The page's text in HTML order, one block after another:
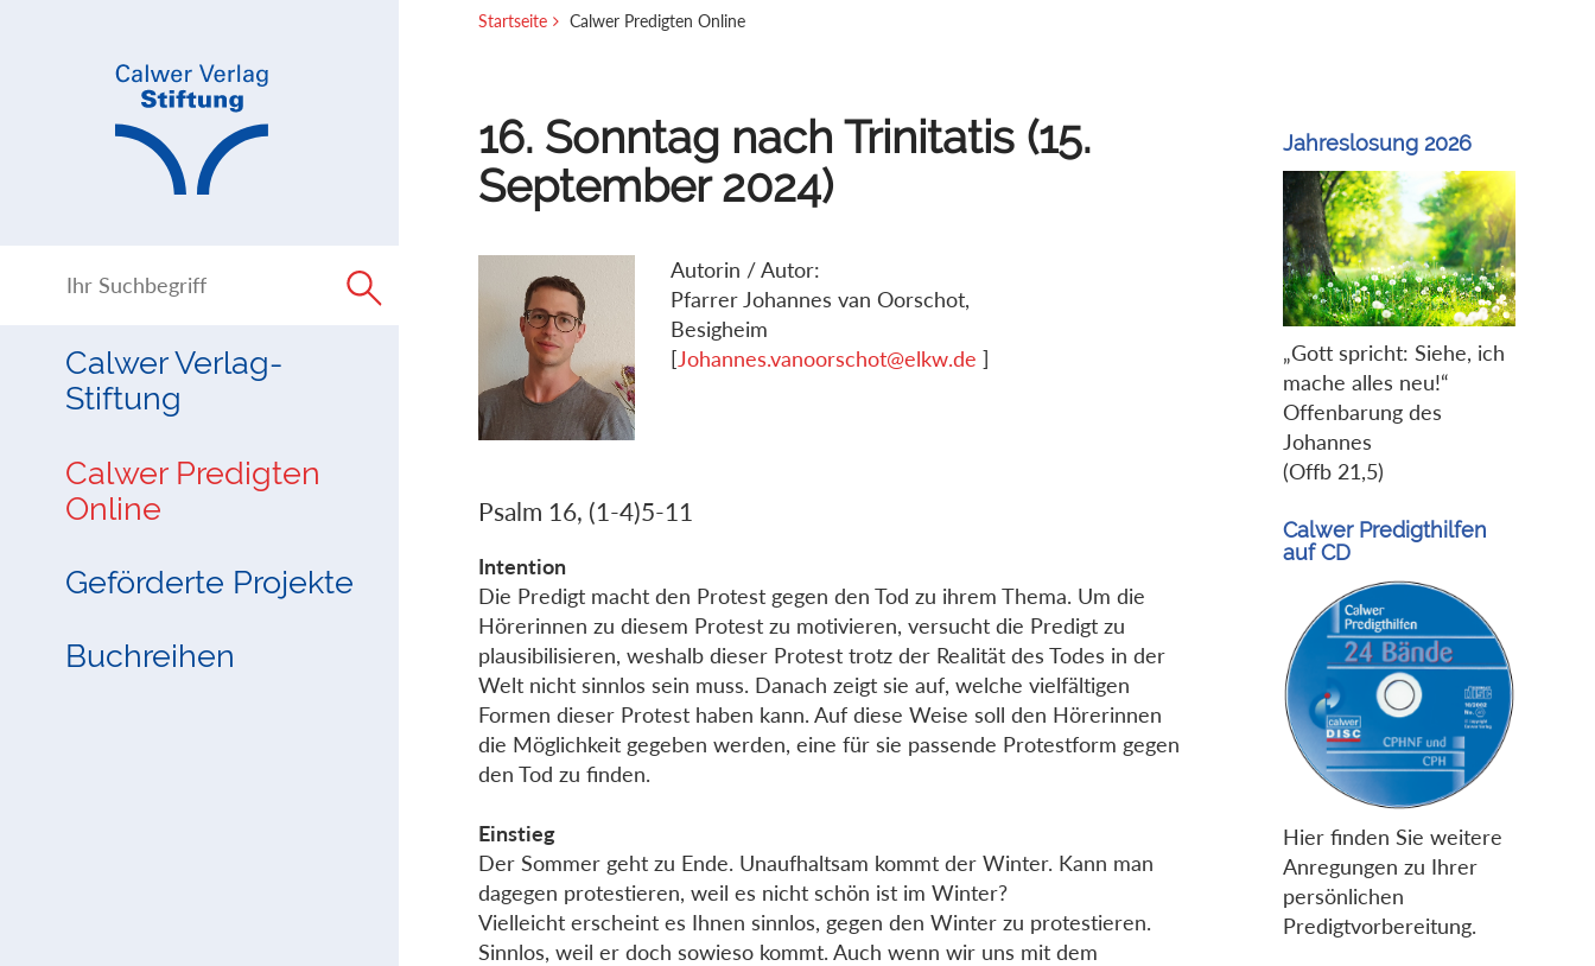
Calwer Verlag-
Stiftung
Calwer Predigten
Online
Geförderte Projekte
Buchreihen
Startseite Calwer Predigten Online
16. Sonntag nach Trinitatis (15.
September 2024)
Autorin / Autor:
Pfarrer Johannes van Oorschot,
Besigheim
[Johannes.vanoorschot@elkw.de ]
Psalm 16, (1-4)5-11
Intention
Die Predigt macht den Protest gegen den Tod zu ihrem Thema. Um die
Hörerinnen zu diesem Protest zu motivieren, versucht die Predigt zu
plausibilisieren, weshalb dieser Protest trotz der Realität des Todes in der
Welt nicht sinnlos sein muss. Danach zeigt sie auf, welche vielfältigen
Formen dieser Protest haben kann. Auf diese Weise soll den Hörerinnen
die Möglichkeit gegeben werden, eine für sie passende Protestform gegen
den Tod zu finden.
Einstieg
Der Sommer geht zu Ende. Unaufhaltsam kommt der Winter. Kann man
dagegen protestieren, weil es nicht schön ist im Winter?
Vielleicht erscheint es Ihnen sinnlos, gegen den Winter zu protestieren.
Sinnlos, weil er doch sowieso kommt. Auch wenn wir uns mit dem
Jahreslosung 2026
„Gott spricht: Siehe, ich
mache alles neu!“
Offenbarung des
Johannes
(Offb 21,5)
Calwer Predigthilfen
auf CD
Hier finden Sie weitere
Anregungen zu Ihrer
persönlichen
Predigtvorbereitung.